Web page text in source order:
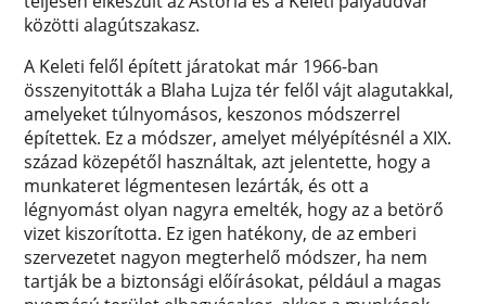
közötti alagútszakasz.
A Keleti felől épített járatokat már 1966-ban
összenyitották a Blaha Lujza tér felől vájt alagutakkal,
amelyeket túlnyomásos, keszonos módszerrel
építettek. Ez a módszer, amelyet mélyépítésnél a XIX.
század közepétől használtak, azt jelentette, hogy a
munkateret légmentesen lezárták, és ott a
légnyomást olyan nagyra emelték, hogy az a betörő
vizet kiszorította. Ez igen hatékony, de az emberi
szervezetet nagyon megterhelő módszer, ha nem
tartják be a biztonsági előírásokat, például a magas